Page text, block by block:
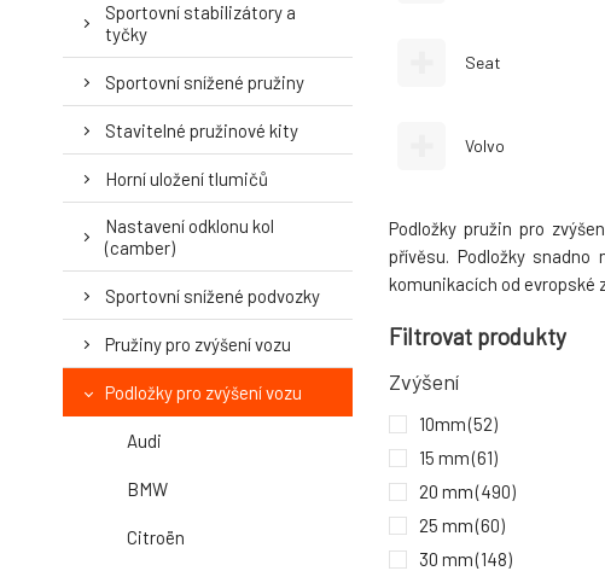
Sportovní stabilizátory a
tyčky
Sportovní snížené pružiny
Stavitelné pružinové kity
Horní uložení tlumičů
Nastavení odklonu kol
(camber)
Sportovní snížené podvozky
Pružiny pro zvýšení vozu
Podložky pro zvýšení vozu
Audi
BMW
Citroën
Seat
Volvo
Podložky pružin pro
přívěsu. Podložky
komunikacích od evropské
Filtrovat produkty
Zvýšení
10mm(52)
15 mm(61)
20 mm(490)
25 mm(60)
30 mm(148)